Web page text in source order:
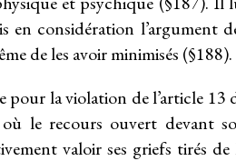
en considération l’argument
de les avoir minimisés (§188).
pour la violation de l’article 13
le recours ouvert devant
valoir ses griefs tirés de